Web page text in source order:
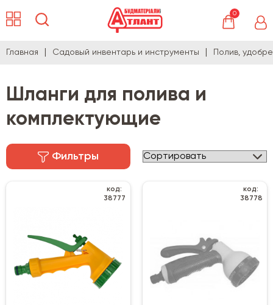
0
Главная Садовый инвентарь и инструменты Полив,
Шланги для полива и
комплектующие
Фильтры
код:
38777
код:
38778